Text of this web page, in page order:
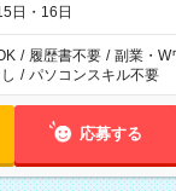
日・16日
/ 履歴書不要 / 副業・W
/ パソコンスキル不要
応募する